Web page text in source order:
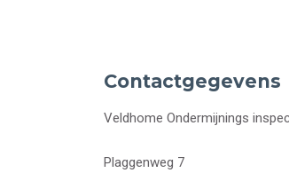
Contactgegevens
Veldhome Ondermijnings
Plaggenweg 7